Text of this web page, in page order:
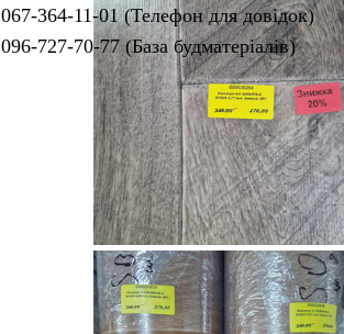
067-364-11-01 (Телефон для довідок)
096-727-70-77 (База будматеріалів)